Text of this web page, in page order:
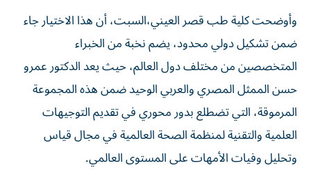
وأوضحت كلية طب قصر العيني،السبت، أن هذا الاختيار جاء
ضمن تشكيل دولي محدود، يضم نخبة من الخبراء
المتخصصين من مختلف دول العالم، حيث يعد الدكتور عمرو
حسن الممثل المصري والعربي الوحيد ضمن هذه المجموعة
المرموقة، التي تضطلع بدور محوري في تقديم التوجيهات
العلمية والتقنية لمنظمة الصحة العالمية في مجال قياس
وتحليل وفيات الأمهات على المستوى العالمي.